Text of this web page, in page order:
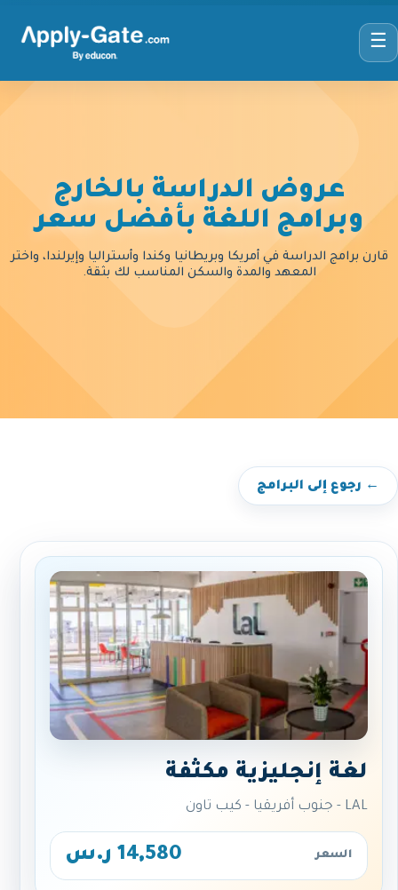
☰
عروض الدراسة بالخارج
وبرامج اللغة بأفضل سعر
قارن برامج الدراسة في أمريكا وبريطانيا وكندا وأستراليا وإيرلندا، واختر
المعهد والمدة والسكن المناسب لك بثقة.
← رجوع إلى البرامج
لغة إنجليزية مكثفة
LAL - جنوب أفريقيا - كيب تاون
السعر 14,580 ر.س